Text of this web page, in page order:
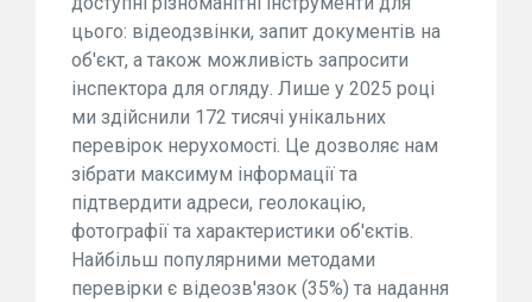
цього: відеодзвінки, запит документів на
об'єкт, а також можливість запросити
інспектора для огляду. Лише у 2025 році
ми здійснили 172 тисячі унікальних
перевірок нерухомості. Це дозволяє нам
зібрати максимум інформації та
підтвердити адреси, геолокацію,
фотографії та характеристики об'єктів.
Найбільш популярними методами
перевірки є відеозв'язок (35%) та надання